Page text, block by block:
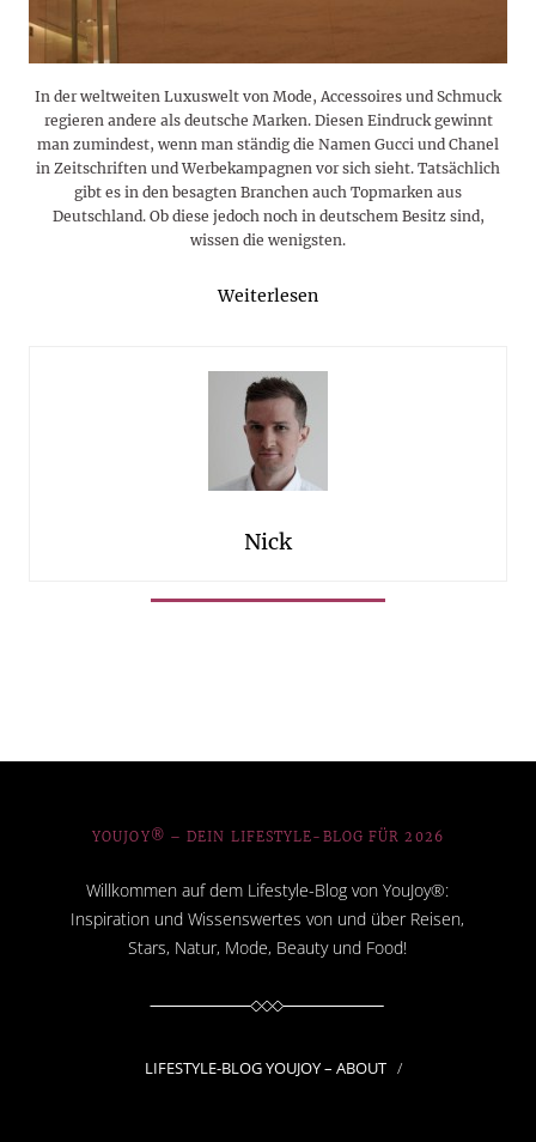
In der weltweiten Luxuswelt von Mode, Accessoires und Schmuck
regieren andere als deutsche Marken. Diesen Eindruck gewinnt
man zumindest, wenn man ständig die Namen Gucci und Chanel
in Zeitschriften und Werbekampagnen vor sich sieht. Tatsächlich
gibt es in den besagten Branchen auch Topmarken aus
Deutschland. Ob diese jedoch noch in deutschem Besitz sind,
wissen die wenigsten.
Weiterlesen
Nick
YOUJOY® – DEIN LIFESTYLE-BLOG FÜR 2026
Willkommen auf dem Lifestyle-Blog von YouJoy®:
Inspiration und Wissenswertes von und über Reisen,
Stars, Natur, Mode, Beauty und Food!
LIFESTYLE-BLOG YOUJOY – ABOUT